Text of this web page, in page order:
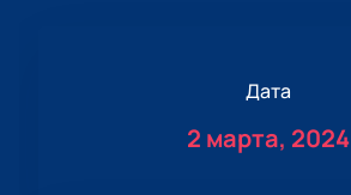
Дата
2 марта, 2024